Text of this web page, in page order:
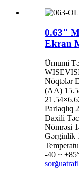
0.63"
Ekran
Ümumi
Nöqtələr
(AA)
Parlaqlıq
Daxili
Nömrəsi
Gərginlik
-40 ~
sorğu